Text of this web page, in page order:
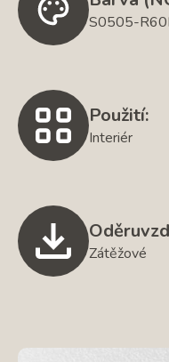
S0505-
Použití:
Interiér
Zátěžové